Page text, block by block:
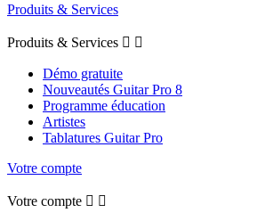
Produits & Services
Produits & Services  
Démo gratuite
Nouveautés Guitar Pro 8
Programme éducation
Artistes
Tablatures Guitar Pro
Votre compte
Votre compte  